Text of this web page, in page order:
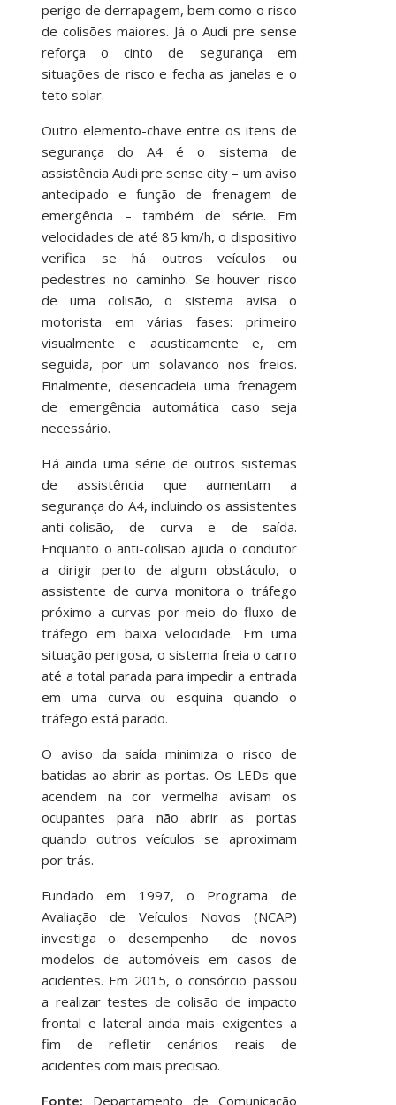
perigo de derrapagem, bem como o risco
de colisões maiores. Já o Audi pre sense
reforça o cinto de segurança em
situações de risco e fecha as janelas e o
teto solar.
Outro elemento-chave entre os itens de
segurança do A4 é o sistema de
assistência Audi pre sense city – um aviso
antecipado e função de frenagem de
emergência – também de série. Em
velocidades de até 85 km/h, o dispositivo
verifica se há outros veículos ou
pedestres no caminho. Se houver risco
de uma colisão, o sistema avisa o
motorista em várias fases: primeiro
visualmente e acusticamente e, em
seguida, por um solavanco nos freios.
Finalmente, desencadeia uma frenagem
de emergência automática caso seja
necessário.
Há ainda uma série de outros sistemas
de assistência que aumentam a
segurança do A4, incluindo os assistentes
anti-colisão, de curva e de saída.
Enquanto o anti-colisão ajuda o condutor
a dirigir perto de algum obstáculo, o
assistente de curva monitora o tráfego
próximo a curvas por meio do fluxo de
tráfego em baixa velocidade. Em uma
situação perigosa, o sistema freia o carro
até a total parada para impedir a entrada
em uma curva ou esquina quando o
tráfego está parado.
O aviso da saída minimiza o risco de
batidas ao abrir as portas. Os LEDs que
acendem na cor vermelha avisam os
ocupantes para não abrir as portas
quando outros veículos se aproximam
por trás.
Fundado em 1997, o Programa de
Avaliação de Veículos Novos (NCAP)
investiga o desempenho de novos
modelos de automóveis em casos de
acidentes. Em 2015, o consórcio passou
a realizar testes de colisão de impacto
frontal e lateral ainda mais exigentes a
fim de refletir cenários reais de
acidentes com mais precisão.
Fonte: Departamento de Comunicação